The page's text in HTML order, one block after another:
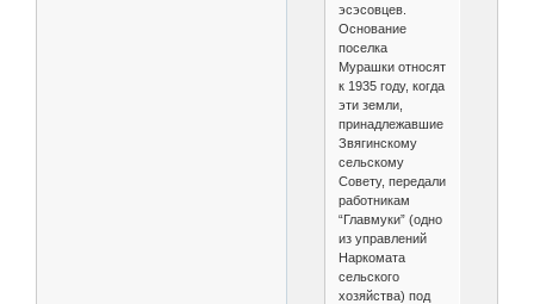
эсэсовцев.
Основание
поселка
Мурашки относят
к 1935 году, когда
эти земли,
принадлежавшие
Звягинскому
сельскому
Совету, передали
работникам
“Главмуки” (одно
из управлений
Наркомата
сельского
хозяйства) под